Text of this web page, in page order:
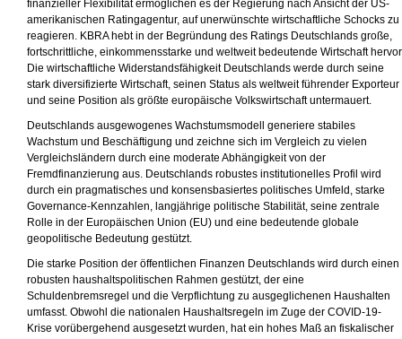
finanzieller Flexibilität ermöglichen es der Regierung nach Ansicht der US-
amerikanischen Ratingagentur, auf unerwünschte wirtschaftliche Schocks zu
reagieren. KBRA hebt in der Begründung des Ratings Deutschlands große,
fortschrittliche, einkommensstarke und weltweit bedeutende Wirtschaft
Die wirtschaftliche Widerstandsfähigkeit Deutschlands werde durch seine
stark diversifizierte Wirtschaft, seinen Status als weltweit führender Exporteur
und seine Position als größte europäische Volkswirtschaft untermauert.
Deutschlands ausgewogenes Wachstumsmodell generiere stabiles
Wachstum und Beschäftigung und zeichne sich im Vergleich zu vielen
Vergleichsländern durch eine moderate Abhängigkeit von der
Fremdfinanzierung aus. Deutschlands robustes institutionelles Profil wird
durch ein pragmatisches und konsensbasiertes politisches Umfeld, starke
Governance-Kennzahlen, langjährige politische Stabilität, seine zentrale
Rolle in der Europäischen Union (EU) und eine bedeutende globale
geopolitische Bedeutung gestützt.
Die starke Position der öffentlichen Finanzen Deutschlands wird durch einen
robusten haushaltspolitischen Rahmen gestützt, der eine
Schuldenbremsregel und die Verpflichtung zu ausgeglichenen Haushalten
umfasst. Obwohl die nationalen Haushaltsregeln im Zuge der COVID-19-
Krise vorübergehend ausgesetzt wurden, hat ein hohes Maß an fiskalischer